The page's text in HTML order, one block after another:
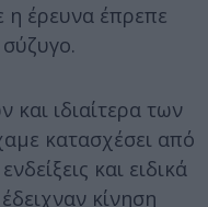
η έρευνα έπρεπε
και ιδιαίτερα των
κατασχέσει από
και ειδικά
κίνηση